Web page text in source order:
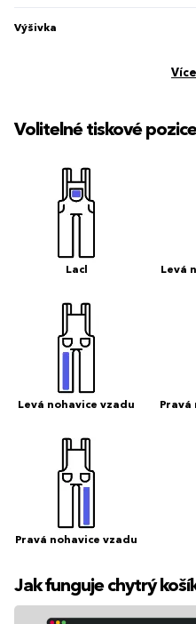
Výšivka
Volitelné tiskové pozice
Lacl Levá
Levá nohavice vzadu Pravá
Pravá nohavice vzadu
Jak funguje chytrý